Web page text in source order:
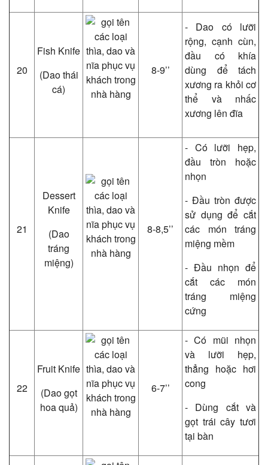
20
Fish Knife
(Dao thái
cá)
8-9’’
- Dao có lưỡi
rộng, cạnh cùn,
đầu có khía
dùng để tách
xương ra khỏi cơ
thể và nhấc
xương lên đĩa
21
Dessert
Knife
(Dao
tráng
miệng)
8-8,5’’
- Có lưỡi hẹp,
đầu tròn hoặc
nhọn
- Đầu tròn được
sử dụng để cắt
các món tráng
miệng mềm
- Đầu nhọn để
cắt các món
tráng miệng
cứng
22
Fruit Knife
(Dao gọt
hoa quả)
6-7’’
- Có mũi nhọn
và lưỡi hẹp,
thẳng hoặc hơi
cong
- Dùng cắt và
gọt trái cây tươi
tại bàn